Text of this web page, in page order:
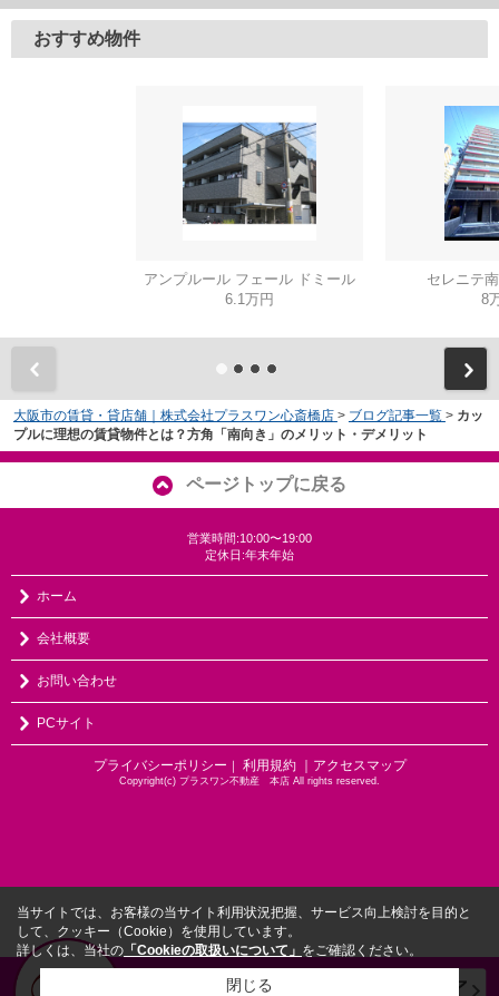
おすすめ物件
アンプルール フェール ドミール
6.1万円
セレニテ
8
大阪市の賃貸・貸店舗｜株式会社プラスワン心斎橋店 > ブログ記事一覧 > カッ
プルに理想の賃貸物件とは？方角「南向き」のメリット・デメリット
ページトップに戻る
営業時間:10:00〜19:00
定休日:年末年始
ホーム
会社概要
お問い合わせ
PCサイト
プライバシーポリシー ｜ 利用規約 ｜アクセスマップ
Copyright(c) プラスワン不動産 本店 All rights reserved.
当サイトでは、お客様の当サイト利用状況把握、サービス向上検討を目的と
して、クッキー（Cookie）を使用しています。
詳しくは、当社の 「Cookieの取扱いについて」 をご確認ください。
閉じる